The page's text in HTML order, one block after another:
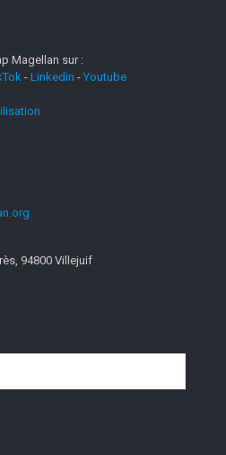
Magellan sur :
- Linkedin - Youtube
94800 Villejuif